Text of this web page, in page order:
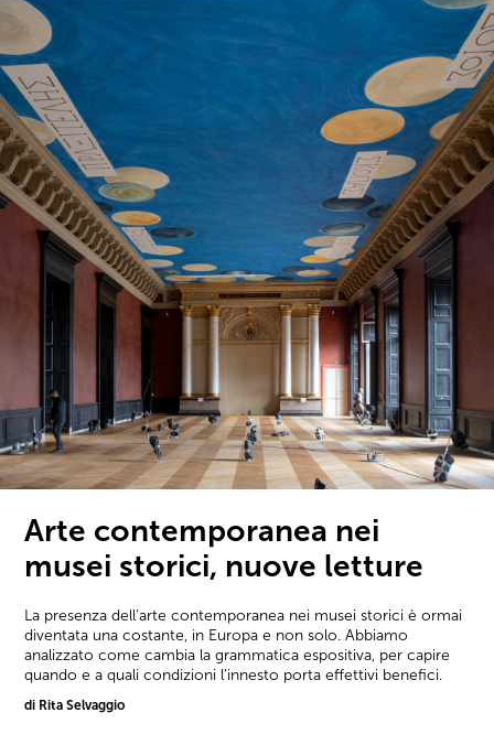
Arte contemporanea nei
musei storici, nuove letture
La presenza dell'arte contemporanea nei musei storici è ormai
diventata una costante, in Europa e non solo. Abbiamo
analizzato come cambia la grammatica espositiva, per capire
quando e a quali condizioni l'innesto porta effettivi benefici.
di Rita Selvaggio